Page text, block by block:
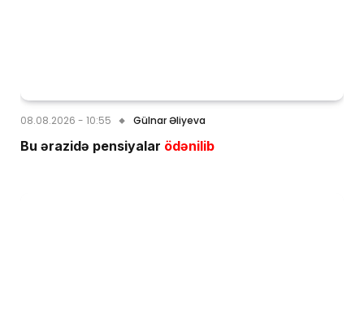
08.08.2026 - 10:55 Gülnar Əliyeva
Bu ərazidə pensiyalar ödənilib